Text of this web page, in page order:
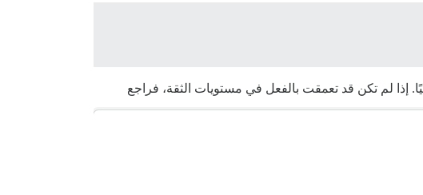
إذا لم تكن قد تعمقت بالفعل في مستويات الثقة، فراجع